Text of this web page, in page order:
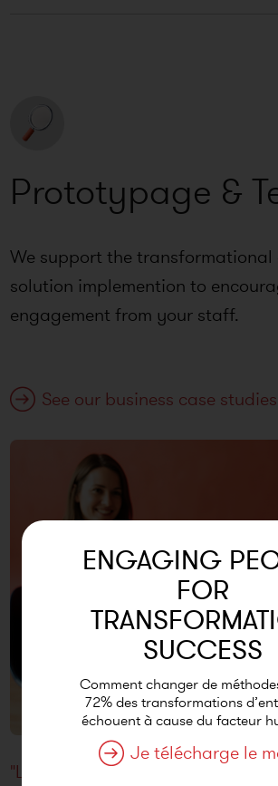
Prototypage &
We support the
solution implemention to
engagement from your staff.
See our business case studies
"Le passage entre la conception et
ENGAGING
FOR
SUCCESS
Comment changer de
72% des transformations
échouent à cause du facteur
Je télécharge le